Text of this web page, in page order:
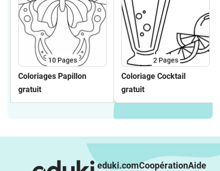
10 Pages
Coloriages Papillon
gratuit
2 Pages
Coloriage Cocktail
gratuit
eduki.comCoopérationAide